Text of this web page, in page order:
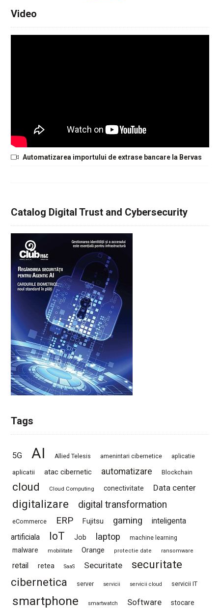
Video
Automatizarea importului de extrase bancare la Bervas
Catalog Digital Trust and Cybersecurity
Tags
5G AI Allied Telesis amenintari cibernetice aplicatie
aplicatii atac cibernetic automatizare Blockchain
cloud Cloud Computing conectivitate Data center
digitalizare digital transformation
eCommerce ERP Fujitsu gaming
inteligenta
artificiala
IoT Job laptop machine learning
malware mobilitate Orange protectie date ransomware
retail retea SaaS Securitate
securitate
cibernetica
server servicii servicii cloud servicii IT
smartphone smartwatch Software stocare